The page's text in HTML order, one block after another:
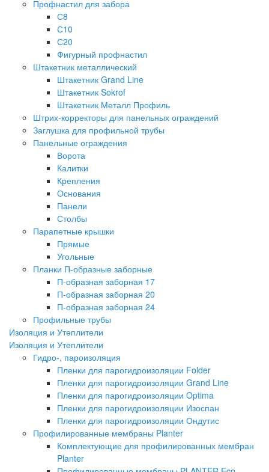
Профнастил для забора
С8
С10
С20
Фигурный профнастил
Штакетник металлический
Штакетник Grand Line
Штакетник Sokrof
Штакетник Металл Профиль
Штрих-корректоры для панельных ограждений
Заглушка для профильной трубы
Панельные ограждения
Ворота
Калитки
Крепления
Основания
Панели
Столбы
Парапетные крышки
Прямые
Угольные
Планки П-образные заборные
П-образная заборная 17
П-образная заборная 20
П-образная заборная 24
Профильные трубы
Изоляция и Утеплители
Изоляция и Утеплители
Гидро-, пароизоляция
Пленки для парогидроизоляции Folder
Пленки для парогидроизоляции Grand Line
Пленки для парогидроизоляции Optima
Пленки для парогидроизоляции Изоспан
Пленки для парогидроизоляции Ондутис
Профилированные мембраны Planter
Комплектующие для профилированных мембран
Planter